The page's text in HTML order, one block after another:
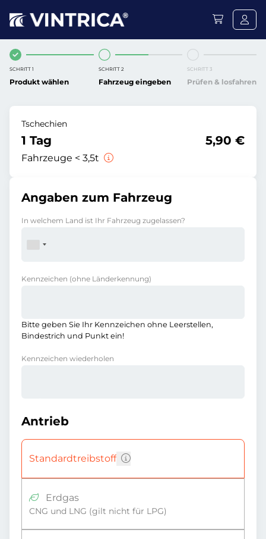
SCHRITT 1
Produkt wählen
SCHRITT 2
Fahrzeug eingeben
SCHRITT 3
Prüfen & losfahren
Tschechien
1 Tag
Fahrzeuge < 3,5t
5,90 €
Angaben zum Fahrzeug
In welchem Land ist Ihr Fahrzeug zugelassen?
Kennzeichen (ohne Länderkennung)
Bitte geben Sie Ihr Kennzeichen ohne Leerstellen,
Bindestrich und Punkt ein!
Kennzeichen wiederholen
Antrieb
Standardtreibstoff
Erdgas
CNG und LNG (gilt nicht für LPG)